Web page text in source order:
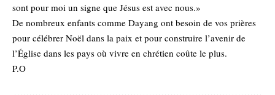
sont pour moi un signe que Jésus est avec nous.»
De nombreux enfants comme Dayang ont besoin de vos prières
pour célébrer Noël dans la paix et pour construire l’avenir de
l’Église dans les pays où vivre en chrétien coûte le plus.
P.O